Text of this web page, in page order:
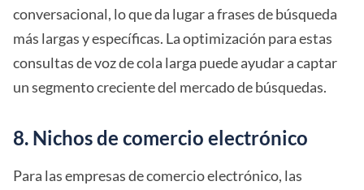
conversacional, lo que da lugar a frases de búsqueda
más largas y específicas. La optimización para estas
consultas de voz de cola larga puede ayudar a captar
un segmento creciente del mercado de búsquedas.
8. Nichos de comercio electrónico
Para las empresas de comercio electrónico, las